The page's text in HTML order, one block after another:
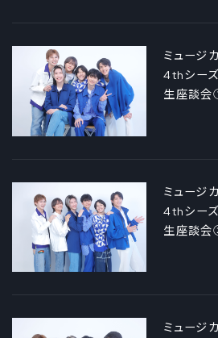
ミュージ
4thシーズ
生座談
ミュージ
4thシーズ
生座談
ミュージ